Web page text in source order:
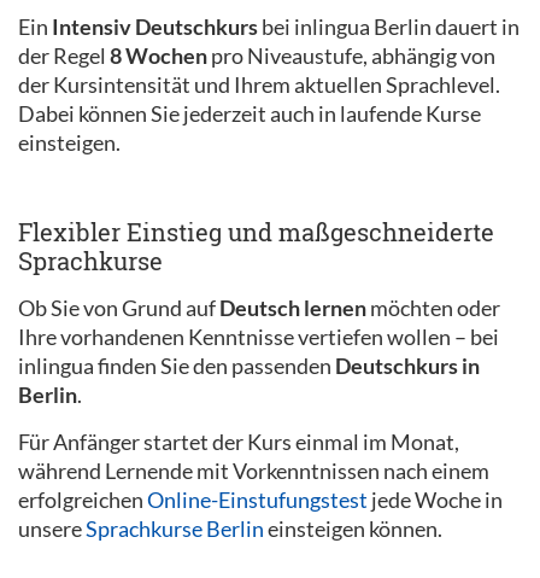
Ein Intensiv Deutschkursbei inlingua Berlin dauert in
der Regel 8 Wochenpro Niveaustufe, abhängig von
der Kursintensität und Ihrem aktuellen Sprachlevel.
Dabei können Sie jederzeit auch in laufende Kurse
einsteigen.
Flexibler Einstieg und maßgeschneiderte
Sprachkurse
Ob Sie von Grund aufDeutsch lernenmöchten oder
Ihre vorhandenen Kenntnisse vertiefen wollen – bei
inlingua finden Sie den passenden Deutschkurs in
Berlin.
Für Anfänger startet der Kurs einmal im Monat,
während Lernende mit Vorkenntnissen nach einem
erfolgreichenOnline-Einstufungstest jede Woche in
unsereSprachkurse Berlineinsteigen können.